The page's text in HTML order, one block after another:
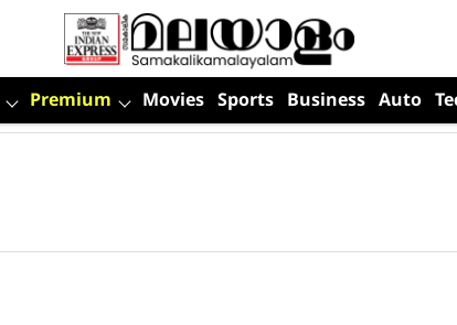
Premium Movies Sports Business Auto